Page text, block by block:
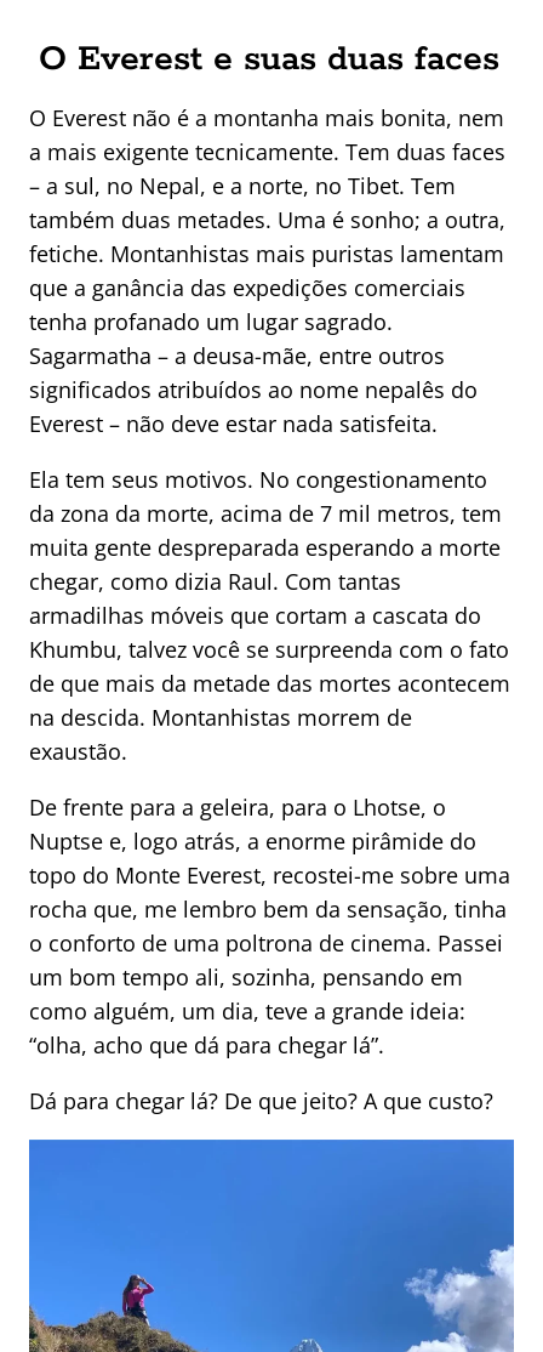
O Everest e suas duas faces
O Everest não é a montanha mais bonita, nem
a mais exigente tecnicamente. Tem duas faces
– a sul, no Nepal, e a norte, no Tibet. Tem
também duas metades. Uma é sonho; a outra,
fetiche. Montanhistas mais puristas lamentam
que a ganância das expedições comerciais
tenha profanado um lugar sagrado.
Sagarmatha – a deusa-mãe, entre outros
significados atribuídos ao nome nepalês do
Everest – não deve estar nada satisfeita.
Ela tem seus motivos. No congestionamento
da zona da morte, acima de 7 mil metros, tem
muita gente despreparada esperando a morte
chegar, como dizia Raul. Com tantas
armadilhas móveis que cortam a cascata do
Khumbu, talvez você se surpreenda com o fato
de que mais da metade das mortes acontecem
na descida. Montanhistas morrem de
exaustão.
De frente para a geleira, para o Lhotse, o
Nuptse e, logo atrás, a enorme pirâmide do
topo do Monte Everest, recostei-me sobre uma
rocha que, me lembro bem da sensação, tinha
o conforto de uma poltrona de cinema. Passei
um bom tempo ali, sozinha, pensando em
como alguém, um dia, teve a grande ideia:
“olha, acho que dá para chegar lá”.
Dá para chegar lá? De que jeito? A que custo?